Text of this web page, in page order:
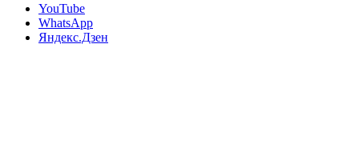
YouTube
WhatsApp
Яндекс.Дзен